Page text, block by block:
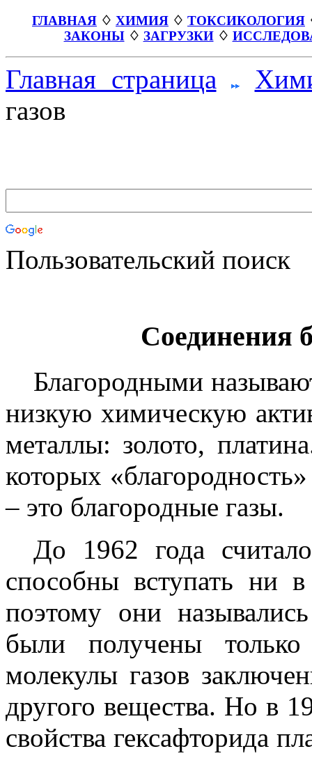
ГЛАВНАЯ ♢ ХИМИЯ ♢ ТОКСИКОЛОГИЯ
ЗАКОНЫ♢ ЗАГРУЗКИ♢
Главная страница
газов
Пользовательский поиск
Соединения
Благородными
низкую химическую
металлы: золото,
которых
– это благородные газы.
До 1962 года
способны вступать ни
поэтому они
были получены только
молекулы газов
другого вещества. Но в
свойства гексафторида